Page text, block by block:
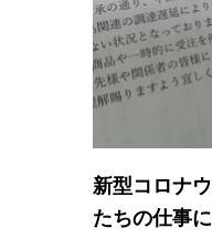
新型コロナ
たちの仕事